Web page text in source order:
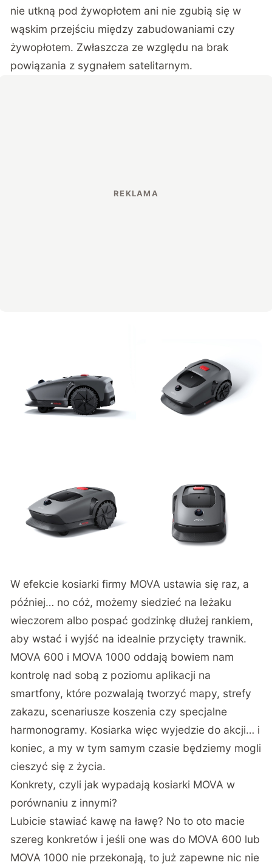
nie utkną pod żywopłotem ani nie zgubią się w
wąskim przejściu między zabudowaniami czy
żywopłotem. Zwłaszcza ze względu na brak
powiązania z sygnałem satelitarnym.
W efekcie kosiarki firmy MOVA ustawia się raz, a
później… no cóż, możemy siedzieć na leżaku
wieczorem albo pospać godzinkę dłużej rankiem,
aby wstać i wyjść na idealnie przycięty trawnik.
MOVA 600 i MOVA 1000 oddają bowiem nam
kontrolę nad sobą z poziomu aplikacji na
smartfony, które pozwalają tworzyć mapy, strefy
zakazu, scenariusze koszenia czy specjalne
harmonogramy. Kosiarka więc wyjedzie do akcji… i
koniec, a my w tym samym czasie będziemy mogli
cieszyć się z życia.
Konkrety, czyli jak wypadają kosiarki MOVA w
porównaniu z innymi?
Lubicie stawiać kawę na ławę? No to oto macie
szereg konkretów i jeśli one was do MOVA 600 lub
MOVA 1000 nie przekonają, to już zapewne nic nie